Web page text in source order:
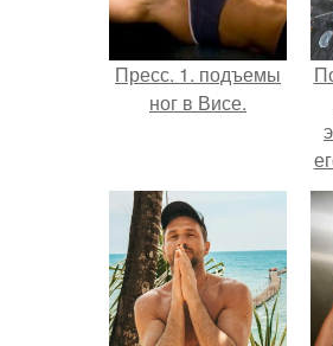
Пресс. 1. подъемы
ног в Висе.